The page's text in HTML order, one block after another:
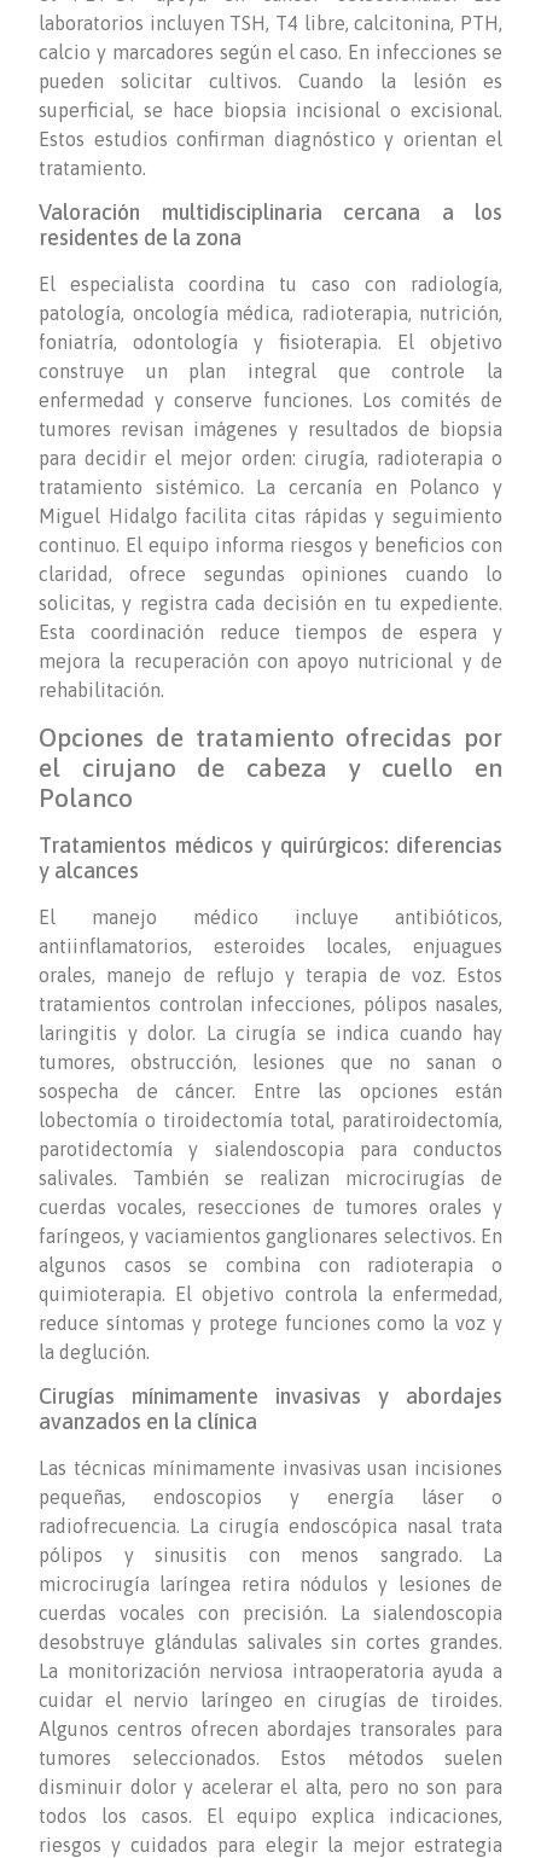
laboratorios incluyen TSH, T4 libre, calcitonina, PTH,
calcio y marcadores según el caso. En infecciones se
pueden solicitar cultivos. Cuando la lesión es
superficial, se hace biopsia incisional o excisional.
Estos estudios confirman diagnóstico y orientan el
tratamiento.
Valoración multidisciplinaria cercana a los
residentes de la zona
El especialista coordina tu caso con radiología,
patología, oncología médica, radioterapia, nutrición,
foniatría, odontología y fisioterapia. El objetivo
construye un plan integral que controle la
enfermedad y conserve funciones. Los comités de
tumores revisan imágenes y resultados de biopsia
para decidir el mejor orden: cirugía, radioterapia o
tratamiento sistémico. La cercanía en Polanco y
Miguel Hidalgo facilita citas rápidas y seguimiento
continuo. El equipo informa riesgos y beneficios con
claridad, ofrece segundas opiniones cuando lo
solicitas, y registra cada decisión en tu expediente.
Esta coordinación reduce tiempos de espera y
mejora la recuperación con apoyo nutricional y de
rehabilitación.
Opciones de tratamiento ofrecidas por
el cirujano de cabeza y cuello en
Polanco
Tratamientos médicos y quirúrgicos: diferencias
y alcances
El manejo médico incluye antibióticos,
antiinflamatorios, esteroides locales, enjuagues
orales, manejo de reflujo y terapia de voz. Estos
tratamientos controlan infecciones, pólipos nasales,
laringitis y dolor. La cirugía se indica cuando hay
tumores, obstrucción, lesiones que no sanan o
sospecha de cáncer. Entre las opciones están
lobectomía o tiroidectomía total, paratiroidectomía,
parotidectomía y sialendoscopia para conductos
salivales. También se realizan microcirugías de
cuerdas vocales, resecciones de tumores orales y
faríngeos, y vaciamientos ganglionares selectivos. En
algunos casos se combina con radioterapia o
quimioterapia. El objetivo controla la enfermedad,
reduce síntomas y protege funciones como la voz y
la deglución.
Cirugías mínimamente invasivas y abordajes
avanzados en la clínica
Las técnicas mínimamente invasivas usan incisiones
pequeñas, endoscopios y energía láser o
radiofrecuencia. La cirugía endoscópica nasal trata
pólipos y sinusitis con menos sangrado. La
microcirugía laríngea retira nódulos y lesiones de
cuerdas vocales con precisión. La sialendoscopia
desobstruye glándulas salivales sin cortes grandes.
La monitorización nerviosa intraoperatoria ayuda a
cuidar el nervio laríngeo en cirugías de tiroides.
Algunos centros ofrecen abordajes transorales para
tumores seleccionados. Estos métodos suelen
disminuir dolor y acelerar el alta, pero no son para
todos los casos. El equipo explica indicaciones,
riesgos y cuidados para elegir la mejor estrategia